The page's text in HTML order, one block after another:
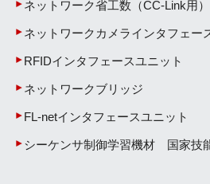
ネットワーク省工数（CC-Link用）
ネットワークカメラインタフェー
RFIDインタフェースユニット
ネットワークブリッジ
FL-netインタフェースユニット
シーケンサ制御学習機材 国家技